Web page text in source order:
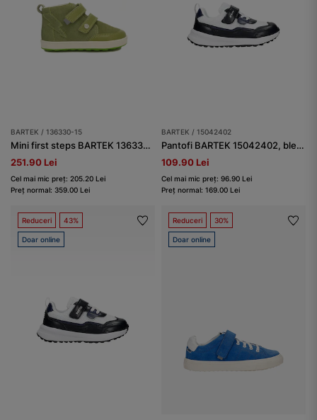
BARTEK / 136330-15
Mini first steps BARTEK 136330-15, verde
251.90 Lei
Cel mai mic preț: 205.20 Lei
Preț normal: 359.00 Lei
BARTEK / 15042402
Pantofi BARTEK 15042402, bleumarin-alb
109.90 Lei
Cel mai mic preț: 96.90 Lei
Preț normal: 169.00 Lei
Reduceri 43%
Doar online
Reduceri 30%
Doar online